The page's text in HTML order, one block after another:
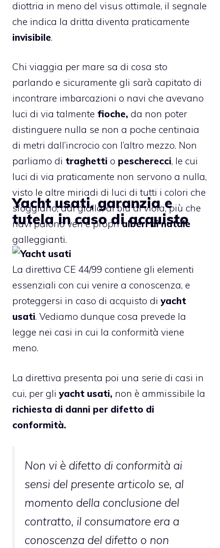
diottria in meno del visus ottimale, il segnale
che indica la dritta diventa praticamente
invisibile.
Chi viaggia per mare sa di cosa sto
parlando e sicuramente gli sarà capitato di
incontrare imbarcazioni o navi che avevano
luci di via talmente fioche, da non poter
distinguere nulla se non a poche centinaia
di metri dall’incrocio con l’altro mezzo. Non
parliamo di traghetti o pescherecci, le cui
luci di via praticamente non servono a nulla,
visto le altre miriadi di luci di tutti i colori che
sfoggiano, dal giallo, al blu al viola, più che
navi paiono veri e proprialberi di natale
galleggianti.
Yacht usati, garanzia e
tutela in caso di acquisto
La direttiva CE 44/99 contiene gli elementi
essenziali con cui venire a conoscenza, e
proteggersi in caso di acquisto di yacht
usati. Vediamo dunque cosa prevede la
legge nei casi in cui la conformità viene
meno.
La direttiva presenta poi una serie di casi in
cui, per gli yacht usati, non è ammissibile la
richiesta di danni per difetto di
conformità.
Non vi è difetto di conformità ai
sensi del presente articolo se, al
momento della conclusione del
contratto, il consumatore era a
conoscenza del difetto o non